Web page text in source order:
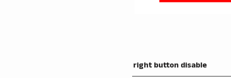
right button disable